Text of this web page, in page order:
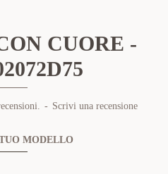
CUORE -
- Scrivi una recensione
MODELLO